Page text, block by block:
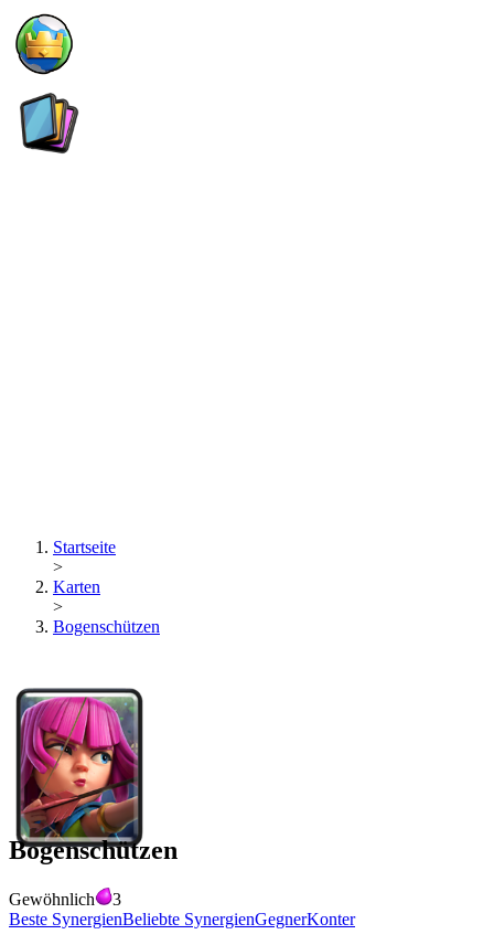
Startseite
>
Karten
>
Bogenschützen
Bogenschützen
Gewöhnlich
3
Beste SynergienBeliebte SynergienGegnerKonter